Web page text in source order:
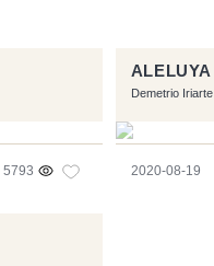
5793
ALELUYA
Demetrio Iriarte
2020-08-19